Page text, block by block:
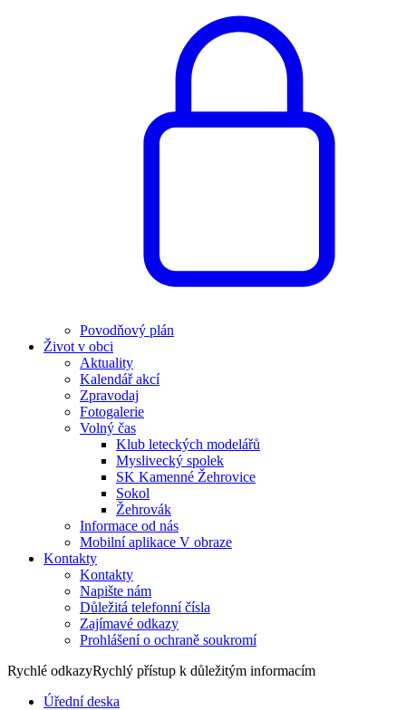
Povodňový plán
Život v obci
Aktuality
Kalendář akcí
Zpravodaj
Fotogalerie
Volný čas
Klub leteckých modelářů
Myslivecký spolek
SK Kamenné Žehrovice
Sokol
Žehrovák
Informace od nás
Mobilní aplikace V obraze
Kontakty
Kontakty
Napište nám
Důležitá telefonní čísla
Zajímavé odkazy
Prohlášení o ochraně soukromí
Rychlé odkazyRychlý přístup k důležitým informacím
Úřední deska